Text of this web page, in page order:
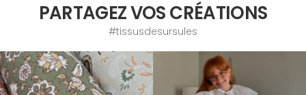
PARTAGEZ VOS CRÉATIONS
#tissusdesursules